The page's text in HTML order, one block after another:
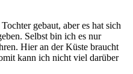
gebaut, aber es hat sich
Selbst bin ich es nur
Hier an der Küste braucht
kann ich nicht viel darüber